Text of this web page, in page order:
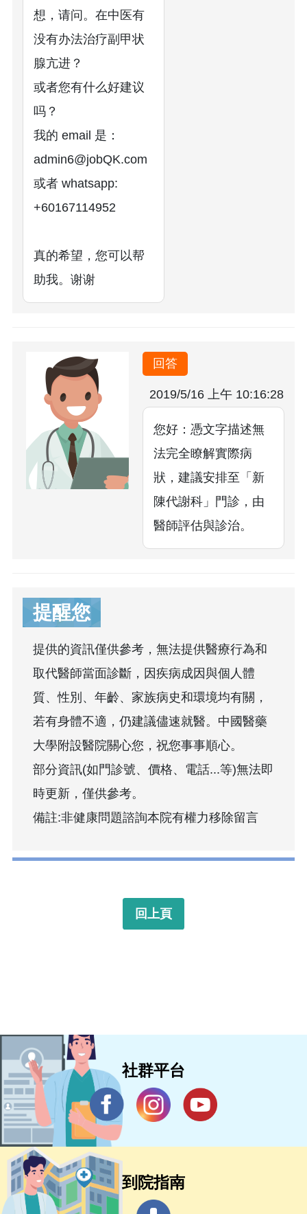
想，请问。在中医有
没有办法治疗副甲状
腺亢进？
或者您有什么好建议
吗？
我的 email 是：
admin6@jobQK.com
或者 whatsapp:
+60167114952
真的希望，您可以帮
助我。谢谢
回答
2019/5/16 上午 10:16:28
您好：憑文字描述無
法完全瞭解實際病
狀，建議安排至「新
陳代謝科」門診，由
醫師評估與診治。
提醒您
提供的資訊僅供參考，無法提供醫療行為和
取代醫師當面診斷，因疾病成因與個人體
質、性別、年齡、家族病史和環境均有關，
若有身體不適，仍建議儘速就醫。中國醫藥
大學附設醫院關心您，祝您事事順心。
部分資訊(如門診號、價格、電話...等)無法即
時更新，僅供參考。
備註:非健康問題諮詢本院有權力移除留言
回上頁
社群平台
到院指南